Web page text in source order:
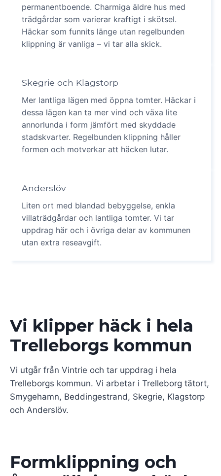
permanentboende. Charmiga äldre hus med
trädgårdar som varierar kraftigt i skötsel.
Häckar som funnits länge utan regelbunden
klippning är vanliga – vi tar alla skick.
Skegrie och Klagstorp
Mer lantliga lägen med öppna tomter. Häckar i
dessa lägen kan ta mer vind och växa lite
annorlunda i form jämfört med skyddade
stadskvarter. Regelbunden klippning håller
formen och motverkar att häcken lutar.
Anderslöv
Liten ort med blandad bebyggelse, enkla
villaträdgårdar och lantliga tomter. Vi tar
uppdrag här och i övriga delar av kommunen
utan extra reseavgift.
Vi klipper häck i hela
Trelleborgs kommun
Vi utgår från Vintrie och tar uppdrag i hela
Trelleborgs kommun. Vi arbetar i Trelleborg tätort,
Smygehamn, Beddingestrand, Skegrie, Klagstorp
och Anderslöv.
Formklippning och